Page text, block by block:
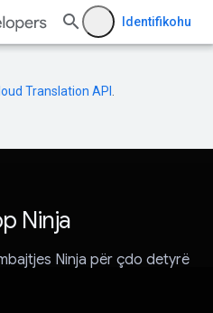
Identifikohu
Translation API
Ninja
Ninja për çdo detyrë